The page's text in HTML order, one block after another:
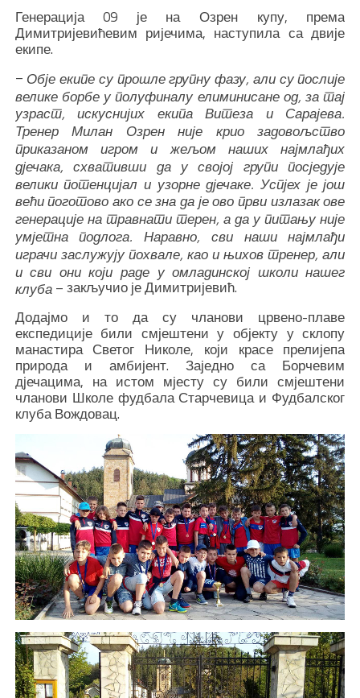
Генерација 09 је на Озрен купу, према
Димитријевићевим ријечима, наступила са двије
екипе.
– Обје екипе су прошле групну фазу, али су послије
велике борбе у полуфиналу елиминисане од, за тај
узраст, искуснијих екипа Витеза и Сарајева.
Тренер Милан Озрен није крио задовољство
приказаном игром и жељом наших најмлађих
дјечака, схвативши да у својој групи посједује
велики потенцијал и узорне дјечаке. Успјех је још
већи поготово ако се зна да је ово први излазак ове
генерације на травнати терен, а да у питању није
умјетна подлога. Наравно, сви наши најмлађи
играчи заслужују похвале, као и њихов тренер, али
и сви они који раде у омладинској школи нашег
клуба– закључио је Димитријевић.
Додајмо и то да су чланови црвено-плаве
експедиције били смјештени у објекту у склопу
манастира Светог Николе, који красе прелијепа
природа и амбијент. Заједно са Борчевим
дјечацима, на истом мјесту су били смјештени
чланови Школе фудбала Старчевица и Фудбалског
клуба Вождовац.